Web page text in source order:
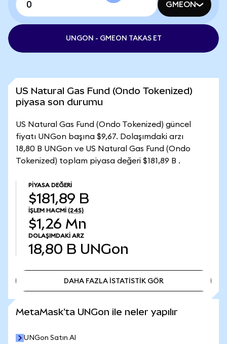
GMEON
UNGON - GMEON TAKAS ET
US Natural Gas Fund (Ondo Tokenized)
piyasa son durumu
US Natural Gas Fund (Ondo Tokenized) güncel
fiyatı UNGon başına $9,67. Dolaşımdaki arzı
18,80 B UNGon ve US Natural Gas Fund (Ondo
Tokenized) toplam piyasa değeri $181,89 B .
PIYASA DEĞERI
$181,89 B
İŞLEM HACMI (24S)
$1,26 Mn
DOLAŞIMDAKI ARZ
18,80 B UNGon
DAHA FAZLA İSTATİSTİK GÖR
MetaMask'ta UNGon ile neler yapılır
UNGon Satın Al